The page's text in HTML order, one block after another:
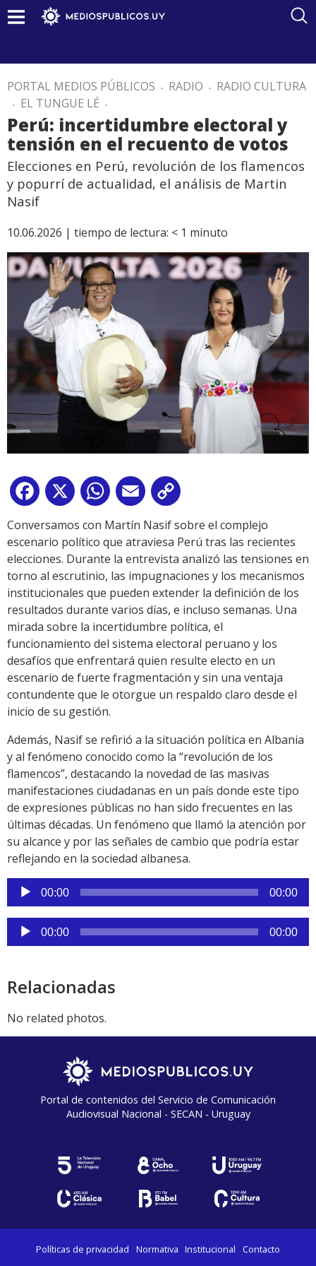
PORTAL MEDIOS PÚBLICOS . RADIO . RADIO CULTURA
. EL TUNGUE LÉ .
Perú: incertidumbre electoral y
tensión en el recuento de votos
Elecciones en Perú, revolución de los flamencos
y popurrí de actualidad, el análisis de Martin
Nasif
10.06.2026 | tiempo de lectura: < 1 minuto
Facebook
X WhatsApp
Email
Link
Conversamos con Martín Nasif sobre el complejo
escenario político que atraviesa Perú tras las recientes
elecciones. Durante la entrevista analizó las tensiones en
torno al escrutinio, las impugnaciones y los mecanismos
institucionales que pueden extender la definición de los
resultados durante varios días, e incluso semanas. Una
mirada sobre la incertidumbre política, el
funcionamiento del sistema electoral peruano y los
desafíos que enfrentará quien resulte electo en un
escenario de fuerte fragmentación y sin una ventaja
contundente que le otorgue un respaldo claro desde el
inicio de su gestión.
Además, Nasif se refirió a la situación política en Albania
y al fenómeno conocido como la “revolución de los
flamencos”, destacando la novedad de las masivas
manifestaciones ciudadanas en un país donde este tipo
de expresiones públicas no han sido frecuentes en las
últimas décadas. Un fenómeno que llamó la atención por
su alcance y por las señales de cambio que podría estar
reflejando en la sociedad albanesa.
Reproductor
de
audio
00:00 00:00
Reproductor
de
00:00 00:00
Relacionadas
No related photos.
Portal de contenidos del Servicio de Comunicación
Audiovisual Nacional - SECAN - Uruguay
Políticas de privacidad Normativa Institucional Contacto